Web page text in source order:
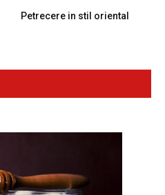
Petrecere in stil oriental